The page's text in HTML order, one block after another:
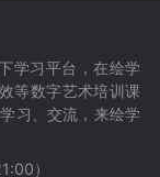
学习平台，在绘学
等数字艺术培训课
习、交流，来绘学
）